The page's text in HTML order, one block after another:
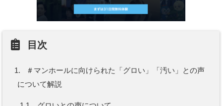
目次
1.
＃マンホールに向けられた「グロい」「汚い」との声
について解説